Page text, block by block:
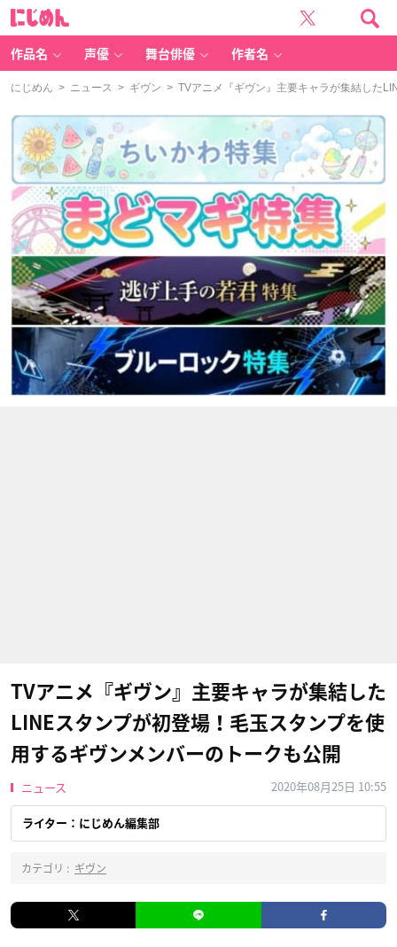
作品名 声優 舞台俳優 作者名
にじめん > ニュース > ギヴン > TVアニメ『ギヴン』主要キャラが集結した
TVアニメ『ギヴン』主要キャラが集結した
LINEスタンプが初登場！毛玉スタンプを使
用するギヴンメンバーのトークも公開
ニュース 2020年08月25日 10:55
ライター：にじめん編集部
カテゴリ : ギヴン